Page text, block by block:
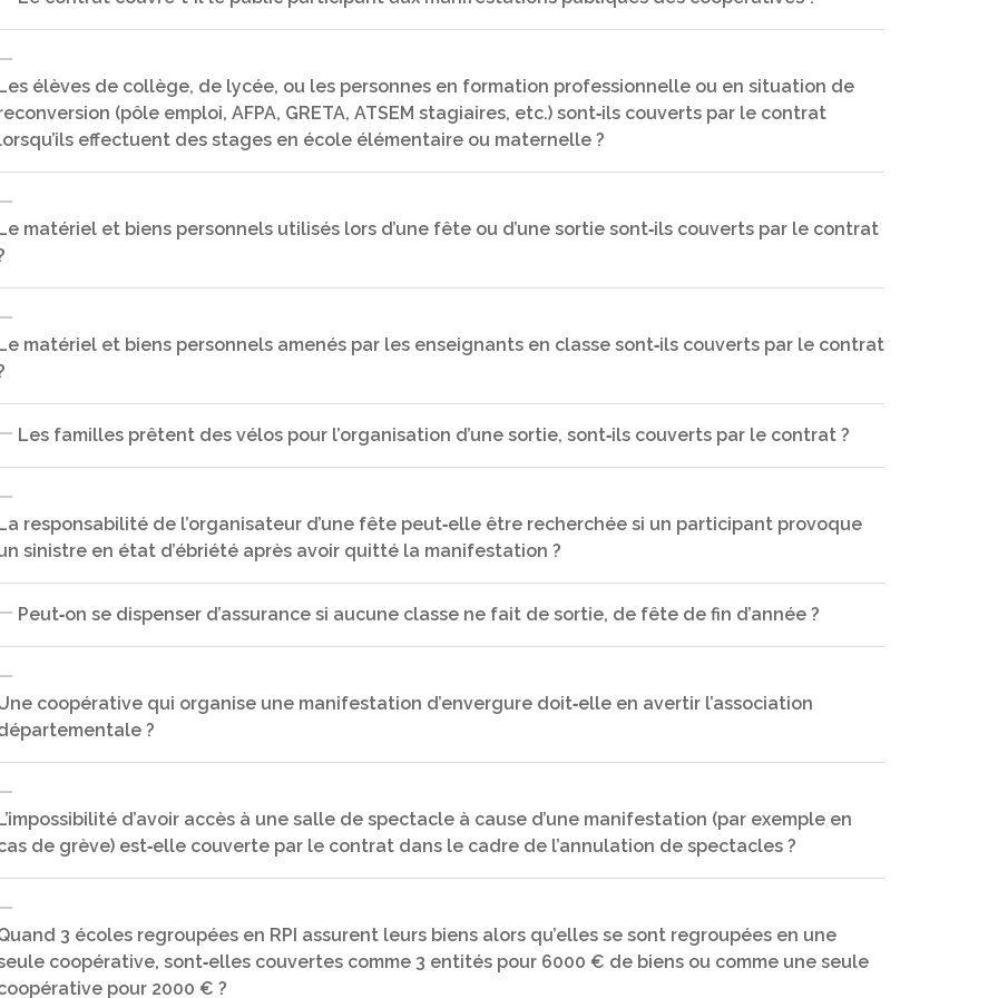
Non, en aucune façon. Le contrat MAE‐MAIF est un contrat pour les risques autres que véhicules à moteur. Le
d’un véhicule engage sa responsabilité personnelle vis‐à‐vis du loueur tant sur le plan de l’usage que
la restitution du véhicule.
d'une façon générale, le public vient de son plein gré aux manifestations publiques, chacun est couvert
son assurance personnelle. Le contrat couvre les adhérents, les bénévoles, les dommages corporels subis
provoqués, les dommages aux biens détenus ou prêtés.
élèves de collège, de lycée, ou les personnes en formation professionnelle ou en situation de
(pôle emploi, AFPA, GRETA, ATSEM stagiaires, etc.) sont‐ils couverts par le contrat
effectuent des stages en école élémentaire ou maternelle ?
cela relève de la responsabilité de leur établissement d’origine et du signataire des conventions d’accueil
IEN, Maires, … en aucun cas les directeurs et directrices d’école.
matériel et biens personnels utilisés lors d’une fête ou d’une sortie sont‐ils couverts par le contrat
à condition que ces biens soient nécessaires à l’organisation de la manifestation.
matériel et biens personnels amenés par les enseignants en classe sont‐ils couverts par le contrat
Non, les biens personnels des enseignants utilisés à l’école pour les enseignements obligatoires ne sont pas
par le contrat MAE‐MAIF.
Les familles prêtent des vélos pour l’organisation d’une sortie, sont‐ils couverts par le contrat ?
ces vélos seront assurés pour la période nécessaire à la préparation des élèves pour cette sortie à vélo. Il
nécessaire que les vélos soient entreposés dans un local fermé à clef à l’intérieur des bâtiments.
responsabilité de l’organisateur d’une fête peut‐elle être recherchée si un participant provoque
sinistre en état d’ébriété après avoir quitté la manifestation ?
Oui, différents éléments seront recherchés : respect de la législation, protection des mineurs, vente illicite ou
surveillance, … Le contrat MAE‐MAIF couvre la responsabilité civile de l’organisateur (l’OCCE), les
intoxications alimentaires toutefois les conséquences peuvent être lourdes et aller au‐delà de la
responsabilité civile. Nous engageons tous les responsables OCCE et enseignants à la plus grande modération
Peut‐on se dispenser d’assurance si aucune classe ne fait de sortie, de fête de fin d’année ?
l’OCCE selon la circulaire de Juillet 2008, prend à sa charge la responsabilité juridique des coopératives
tous les adhérents des coopératives doivent donc être assurés.
coopérative qui organise une manifestation d’envergure doit‐elle en avertir l’association
?
de nombreuses manifestations nécessitent des précautions et organisations spécifiques. Demander
à votre OCCE départemental très en amont de la manifestation.
d’avoir accès à une salle de spectacle à cause d’une manifestation (par exemple en
de grève) est‐elle couverte par le contrat dans le cadre de l’annulation de spectacles ?
l’annulation de spectacle doit être motivée par l’indisponibilité physique d’un artiste indispensable au
la détérioration totale ou partielle de biens mobiliers (décors, costumes…) et matériels
3 écoles regroupées en RPI assurent leurs biens alors qu’elles se sont regroupées en une
coopérative, sont‐elles couvertes comme 3 entités pour 6000 € de biens ou comme une seule
pour 2000 € ?